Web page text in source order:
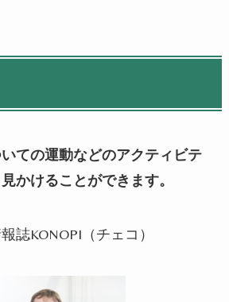
ての運動などのアクティビテ
かけることができます。
誌KONOPI （チェコ）